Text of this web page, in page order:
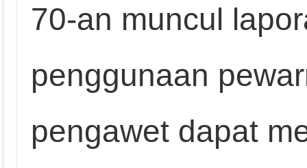
70-an muncul
penggunaan
pengawet dapat